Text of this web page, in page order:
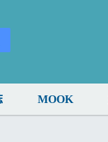
MOOK